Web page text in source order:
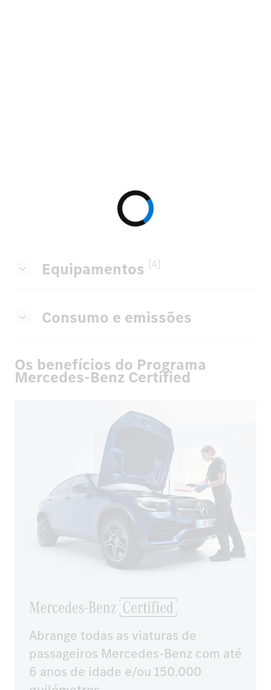
Equipamentos [4]
Consumo e emissões
Os benefícios do Programa
Mercedes-Benz Certified
Abrange todas as viaturas de
passageiros Mercedes-Benz com até
6 anos de idade e/ou 150.000